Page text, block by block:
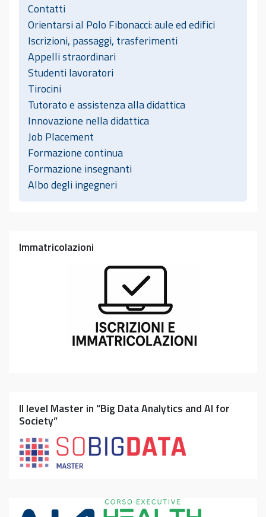
Contatti
Orientarsi al Polo Fibonacci: aule ed edifici
Iscrizioni, passaggi, trasferimenti
Appelli straordinari
Studenti lavoratori
Tirocini
Tutorato e assistenza alla didattica
Innovazione nella didattica
Job Placement
Formazione continua
Formazione insegnanti
Albo degli ingegneri
Immatricolazioni
II level Master in “Big Data Analytics and AI for
Society”